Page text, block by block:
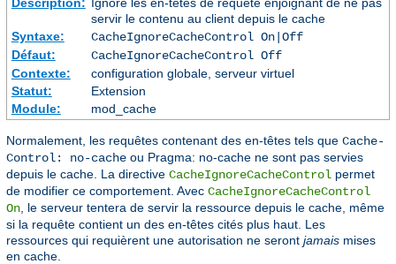
servir le contenu au client depuis le cache
Syntaxe:
CacheIgnoreCacheControl On|Off
Défaut:
CacheIgnoreCacheControl Off
Contexte:
configuration globale, serveur virtuel
Statut:
Extension
Module:
mod_cache
Normalement, les requêtes contenant des en-têtes tels que Cache-
Control: no-cache ou Pragma: no-cache ne sont pas servies
depuis le cache. La directive CacheIgnoreCacheControl permet
de modifier ce comportement. Avec CacheIgnoreCacheControl
On , le serveur tentera de servir la ressource depuis le cache, même
si la requête contient un des en-têtes cités plus haut. Les
ressources qui requièrent une autorisation ne seront jamais mises
en cache.